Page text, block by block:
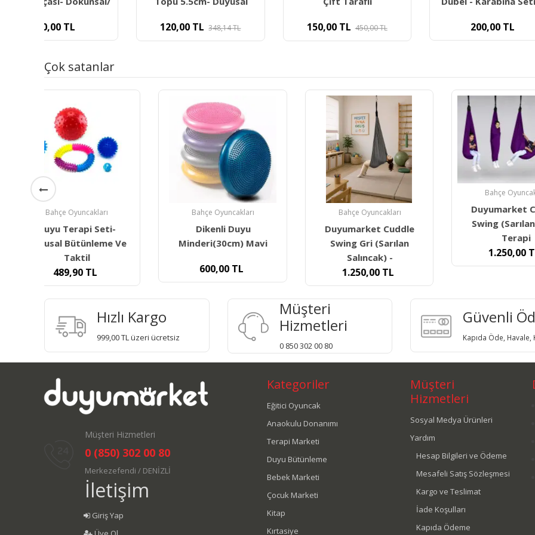
120,00 150,00 200,00
Çok satanlar
Bahçe Oyuncakları
Dikenli Duyu
Minderi(30cm) Mavi
600,00
Bahçe Oyuncakları
Duyumarket Cuddle
Swing Gri (Sarılan
1.250,00
Bahçe Oyuncakları
Duyumarket Cuddle
Swing (Sarılan Duyu
Terapi
1.250,00
Swing
Hızlı Kargo
999,00 TL üzeri ücretsiz
Müşteri
Hizmetleri
0 850 302 00 80
Güvenli
Kapıda Öde, Havale,
Müşteri Hizmetleri
0 (850) 302 00 80
Merkezefendi / DENİZLİ
İletişim
Giriş Yap
Kategoriler
Eğitici Oyuncak
Anaokulu Donanımı
Terapi Marketi
Duyu Bütünleme
Bebek Marketi
Çocuk Marketi
Kitap
Kırtasiye
Müşteri
Hizmetleri
Sosyal Medya Ürünleri
Yardım
Hesap Bilgileri ve Ödeme
Mesafeli Satış Sözleşmesi
Kargo ve Teslimat
İade Koşulları
Kapıda Ödeme